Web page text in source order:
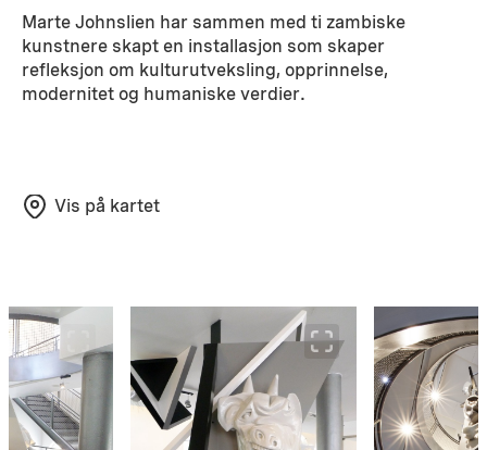
Marte Johnslien har sammen med ti zambiske
kunstnere skapt en installasjon som skaper
refleksjon om kulturutveksling, opprinnelse,
modernitet og humaniske verdier.
Vis på kartet